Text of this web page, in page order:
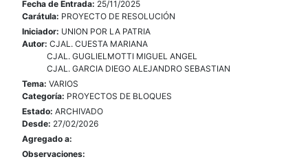
Fecha de Entrada: 25/11/2025
Carátula: PROYECTO DE RESOLUCIÓN
Iniciador: UNION POR LA PATRIA
Autor: CJAL. CUESTA MARIANA
CJAL. GUGLIELMOTTI MIGUEL ANGEL
CJAL. GARCIA DIEGO ALEJANDRO SEBASTIAN
Tema: VARIOS
Categoría: PROYECTOS DE BLOQUES
Estado: ARCHIVADO
Desde: 27/02/2026
Agregado a:
Observaciones: